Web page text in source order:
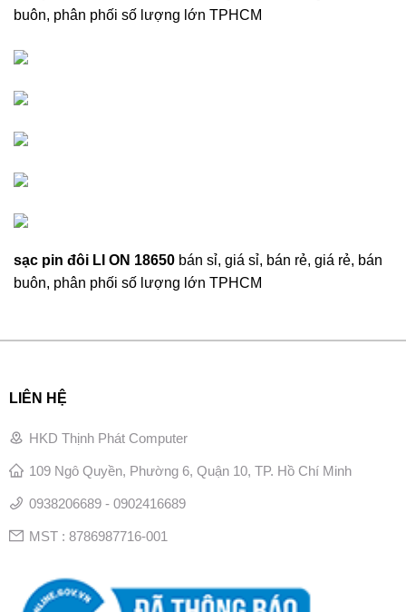
buôn, phân phối số lượng lớn TPHCM
sạc pin đôi LI ON 18650 bán sỉ, giá sỉ, bán rẻ, giá rẻ, bán
buôn, phân phối số lượng lớn TPHCM
LIÊN HỆ
HKD Thịnh Phát Computer
109 Ngô Quyền, Phường 6, Quận 10, TP. Hồ Chí Minh
0938206689 - 0902416689
MST : 8786987716-001